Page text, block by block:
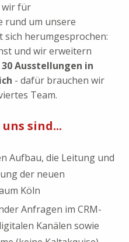
wir für
rund um unsere
herumgesprochen:
und wir erweitern
Ausstellungen in
- dafür brauchen wir
Team.
sind...
Aufbau, die Leitung und
der neuen
Köln
Anfragen im CRM-
Kanälen sowie